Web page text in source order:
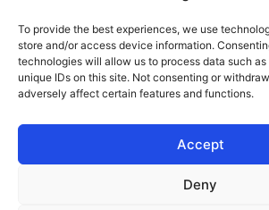
To provide the best experiences, we use
store and/or access device information.
technologies will allow us to process data such
unique IDs on this site. Not consenting or
adversely affect certain features and functions.
Accept
Deny
Algemene
Cookie beleid
Ik wil adverteren